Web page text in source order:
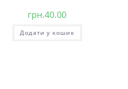
грн.40.00
Додати у кошик